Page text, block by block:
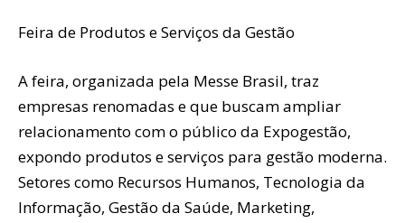
Feira de Produtos e Serviços da Gestão
A feira, organizada pela Messe Brasil, traz
empresas renomadas e que buscam ampliar
relacionamento com o público da Expogestão,
expondo produtos e serviços para gestão moderna.
Setores como Recursos Humanos, Tecnologia da
Informação, Gestão da Saúde, Marketing,